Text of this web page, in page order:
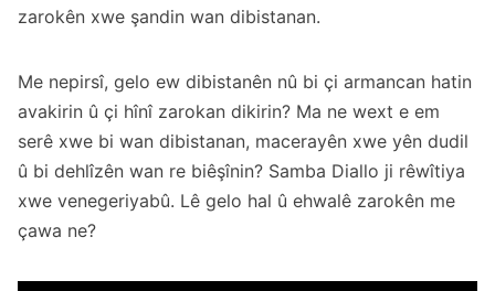
zarokên xwe şandin wan dibistanan.
Me nepirsî, gelo ew dibistanên nû bi çi armancan hatin
avakirin û çi hînî zarokan dikirin? Ma ne wext e em
serê xwe bi wan dibistanan, macerayên xwe yên dudil
û bi dehlîzên wan re biêşînin? Samba Diallo ji rêwîtiya
xwe venegeriyabû. Lê gelo hal û ehwalê zarokên me
çawa ne?